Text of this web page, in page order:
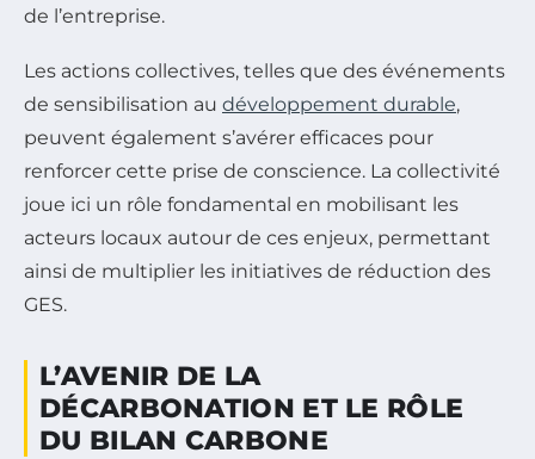
de l’entreprise.
Les actions collectives, telles que des événements
de sensibilisation au développement durable,
peuvent également s’avérer efficaces pour
renforcer cette prise de conscience. La collectivité
joue ici un rôle fondamental en mobilisant les
acteurs locaux autour de ces enjeux, permettant
ainsi de multiplier les initiatives de réduction des
GES.
L’AVENIR DE LA
DÉCARBONATION ET LE RÔLE
DU BILAN CARBONE